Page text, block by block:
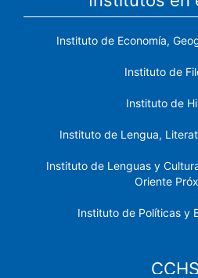
Instituto de Economía,
Instituto de
Instituto de
Instituto de Lengua,
Instituto de Lenguas y
Oriente
Instituto de Políticas y
CCHS